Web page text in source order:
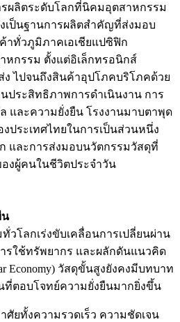
ผลิตระดับโลกที่นิคมอุตสาหกรรม
เป็นฐานการผลิตสำคัญที่ส่งมอบ
ทั่วภูมิภาคเอเชียแปซิฟิก
กรรม ตั้งแต่อิเล็กทรอนิกส์
ง ไปจนถึงสินค้าอุปโภคบริโภคด้วย
ประสิทธิภาพการดำเนินงาน การ
และความยั่งยืน โรงงานมาบตาพุด
ประเทศไทยในการเป็นส่วนหนึ่ง
และการส่งมอบนวัตกรรมวัสดุที่
งผู้คนในชีวิตประจำวัน
น
โลกเร่งขับเคลื่อนการเปลี่ยนผ่าน
รใช้ทรัพยากร และผลักดันแนวคิด
Economy) วัสดุขั้นสูงยังคงมีบทบาท
ตอบโจทย์ความยั่งยืนมากยิ่งขึ้น
ศัยทั้งความรวดเร็ว ความชัดเจน